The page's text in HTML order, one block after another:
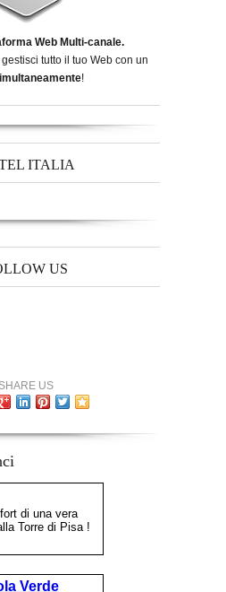
Web Multi-canale.
tutto il tuo Web con un
!
ITALIA
US
SHARE US